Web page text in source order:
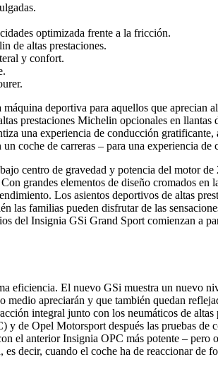
optimizada frente a la fricción.
de altas prestaciones.
y confort.
deportiva para aquellos que
prestaciones Michelin opcionales en
una experiencia de conducción
coche de carreras – para una experiencia de
centro de gravedad y potencia del motor
grandes elementos de diseño cromados
Los asientos deportivos de altas
las familias pueden disfrutar de las
del Insignia GSi Grand Sport comienzan a
El nuevo GSi muestra un nuevo
apreciarán y que también quedan
integral junto con los neumáticos de
de Opel Motorsport después las pruebas
el anterior Insignia OPC más potente –
decir, cuando el coche ha de reaccionar